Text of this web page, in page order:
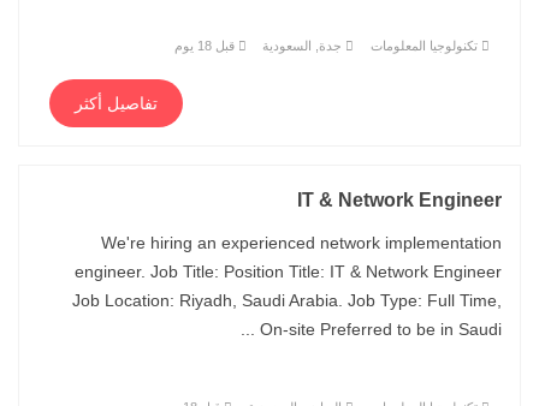
تكنولوجيا المعلومات جدة, السعودية قبل 18 يوم
تفاصيل أكثر
IT & Network Engineer
We're hiring an experienced network implementation
engineer. Job Title: Position Title: IT & Network Engineer
Job Location: Riyadh, Saudi Arabia. Job Type: Full Time,
On-site Preferred to be in Saudi ...